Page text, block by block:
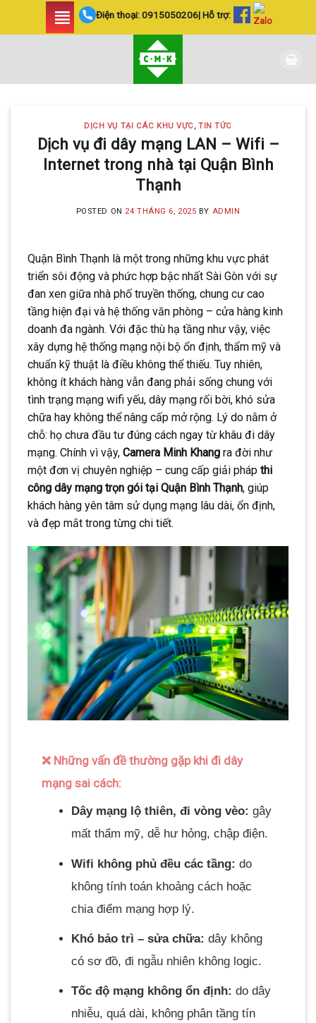
Điện thoại:0915050206| Hỗ trợ:
DỊCH VỤ TẠI CÁC KHU VỰC,TIN TỨC
Dịch vụ đi dây mạng LAN – Wifi –
Internet trong nhà tại Quận Bình
Thạnh
POSTED ON 24 THÁNG 6, 2025 BY ADMIN
Quận Bình Thạnh là một trong những khu vực phát
triển sôi động và phức hợp bậc nhất Sài Gòn với sự
đan xen giữa nhà phố truyền thống, chung cư cao
tầng hiện đại và hệ thống văn phòng – cửa hàng kinh
doanh đa ngành. Với đặc thù hạ tầng như vậy, việc
xây dựng hệ thống mạng nội bộ ổn định, thẩm mỹ và
chuẩn kỹ thuật là điều không thể thiếu. Tuy nhiên,
không ít khách hàng vẫn đang phải sống chung với
tình trạng mạng wifi yếu, dây mạng rối bời, khó sửa
chữa hay không thể nâng cấp mở rộng. Lý do nằm ở
chỗ: họ chưa đầu tư đúng cách ngay từ khâu đi dây
mạng. Chính vì vậy, Camera Minh Khang ra đời như
một đơn vị chuyên nghiệp – cung cấp giải pháp thi
công dây mạng trọn gói tại Quận Bình Thạnh, giúp
khách hàng yên tâm sử dụng mạng lâu dài, ổn định,
và đẹp mắt trong từng chi tiết.
❌ Những vấn đề thường gặp khi đi dây
mạng sai cách:
Dây mạng lộ thiên, đi vòng vèo: gây
mất thẩm mỹ, dễ hư hỏng, chập điện.
Wifi không phủ đều các tầng: do
không tính toán khoảng cách hoặc
chia điểm mạng hợp lý.
Khó bảo trì – sửa chữa: dây không
có sơ đồ, đi ngẫu nhiên không logic.
Tốc độ mạng không ổn định: do dây
nhiễu, quá dài, không phân tầng tín